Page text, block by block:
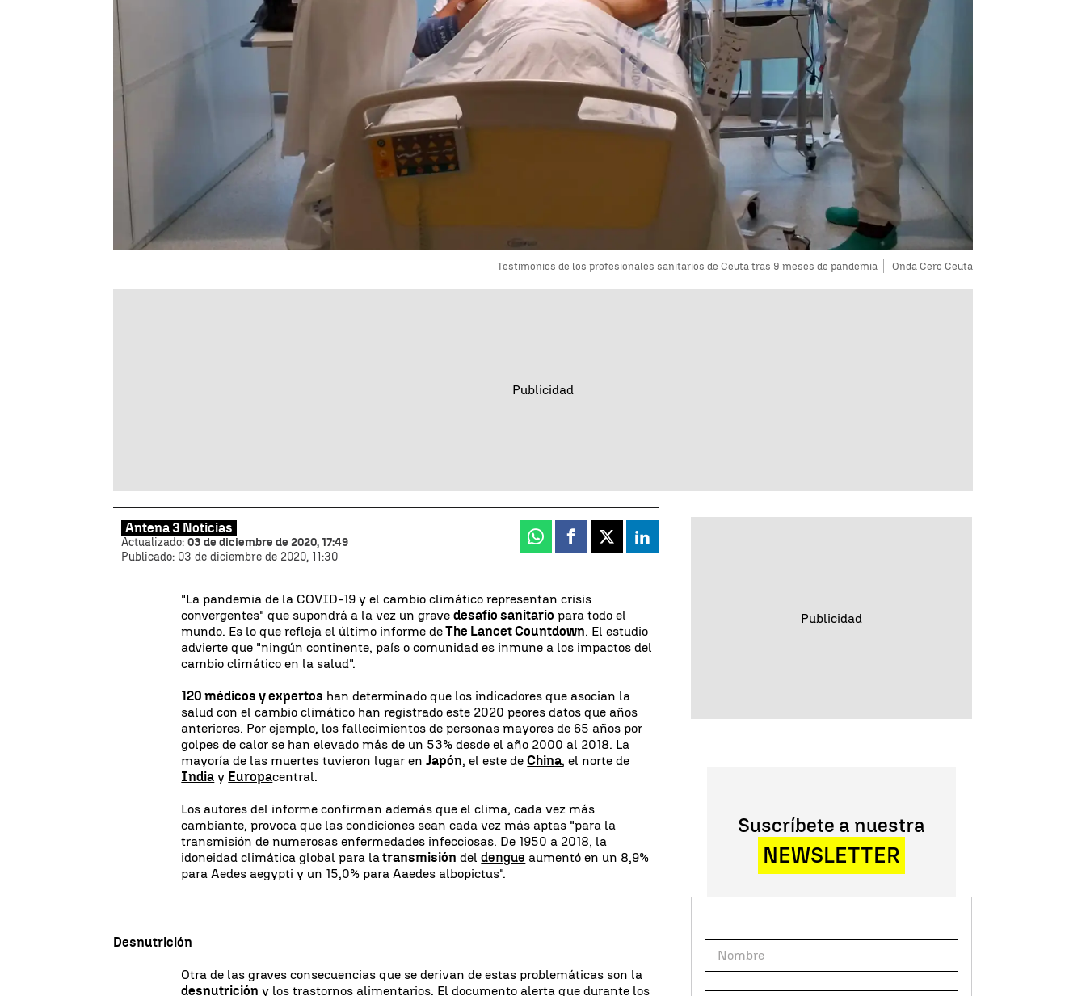
Testimonios de los profesionales sanitarios de Ceuta tras 9 meses de pandemia Onda Cero Ceuta
Antena 3 Noticias
Actualizado: 03 de diciembre de 2020, 17:49
Publicado: 03 de diciembre de 2020, 11:30
Whatsapp
Facebook
X Linkedin
"La pandemia de la COVID-19 y el cambio climático representan crisis
convergentes" que supondrá a la vez un gravedesafío sanitario para todo el
mundo. Es lo que refleja el último informe deThe Lancet Countdown. El estudio
advierte que "ningún continente, país o comunidad es inmune a los impactos del
cambio climático en la salud".
120 médicos y expertos han determinado que los indicadores que asocian la
salud con el cambio climático han registrado este 2020 peores datos que años
anteriores. Por ejemplo, los fallecimientos de personas mayores de 65 años por
golpes de calor se han elevado más de un 53% desde el año 2000 al 2018. La
mayoría de las muertes tuvieron lugar enJapón, el este deChina, el norte de
India y Europacentral.
Los autores del informe confirman además que el clima, cada vez más
cambiante, provoca que las condiciones sean cada vez más aptas "para la
transmisión de numerosas enfermedades infecciosas. De 1950 a 2018, la
idoneidad climática global para la transmisión deldengue aumentó en un 8,9%
para Aedes aegypti y un 15,0% para Aaedes albopictus".
Desnutrición
Otra de las graves consecuencias que se derivan de estas problemáticas son la
desnutrición y los trastornos alimentarios. El documento alerta que durante los
Suscríbete a nuestra
NEWSLETTER